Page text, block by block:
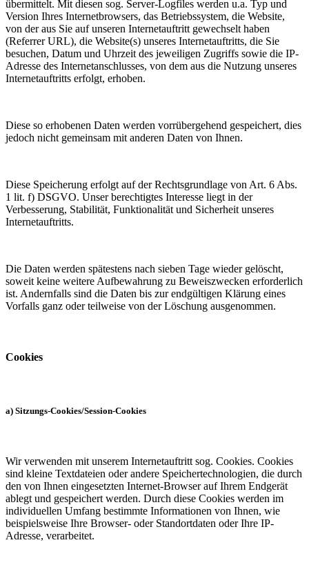
übermittelt. Mit diesen sog. Server-Logfiles werden u.a. Typ und
Version Ihres Internetbrowsers, das Betriebssystem, die Website,
von der aus Sie auf unseren Internetauftritt gewechselt haben
(Referrer URL), die Website(s) unseres Internetauftritts, die Sie
besuchen, Datum und Uhrzeit des jeweiligen Zugriffs sowie die IP-
Adresse des Internetanschlusses, von dem aus die Nutzung unseres
Internetauftritts erfolgt, erhoben.
Diese so erhobenen Daten werden vorrübergehend gespeichert, dies
jedoch nicht gemeinsam mit anderen Daten von Ihnen.
Diese Speicherung erfolgt auf der Rechtsgrundlage von Art. 6 Abs.
1 lit. f) DSGVO. Unser berechtigtes Interesse liegt in der
Verbesserung, Stabilität, Funktionalität und Sicherheit unseres
Internetauftritts.
Die Daten werden spätestens nach sieben Tage wieder gelöscht,
soweit keine weitere Aufbewahrung zu Beweiszwecken erforderlich
ist. Andernfalls sind die Daten bis zur endgültigen Klärung eines
Vorfalls ganz oder teilweise von der Löschung ausgenommen.
Cookies
a) Sitzungs-Cookies/Session-Cookies
Wir verwenden mit unserem Internetauftritt sog. Cookies. Cookies
sind kleine Textdateien oder andere Speichertechnologien, die durch
den von Ihnen eingesetzten Internet-Browser auf Ihrem Endgerät
ablegt und gespeichert werden. Durch diese Cookies werden im
individuellen Umfang bestimmte Informationen von Ihnen, wie
beispielsweise Ihre Browser- oder Standortdaten oder Ihre IP-
Adresse, verarbeitet.